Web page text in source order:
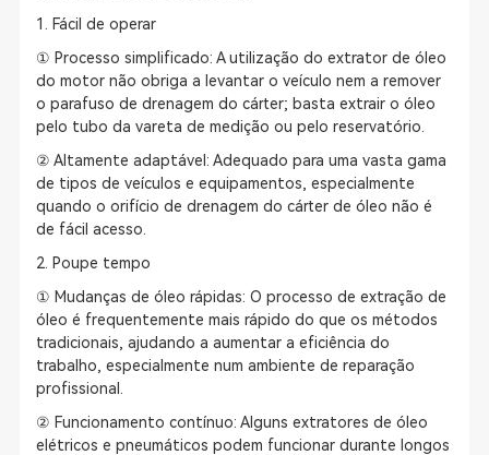
1. Fácil de operar
① Processo simplificado: A utilização do extrator de óleo
do motor não obriga a levantar o veículo nem a remover
o parafuso de drenagem do cárter; basta extrair o óleo
pelo tubo da vareta de medição ou pelo reservatório.
② Altamente adaptável: Adequado para uma vasta gama
de tipos de veículos e equipamentos, especialmente
quando o orifício de drenagem do cárter de óleo não é
de fácil acesso.
2. Poupe tempo
① Mudanças de óleo rápidas: O processo de extração de
óleo é frequentemente mais rápido do que os métodos
tradicionais, ajudando a aumentar a eficiência do
trabalho, especialmente num ambiente de reparação
profissional.
② Funcionamento contínuo: Alguns extratores de óleo
elétricos e pneumáticos podem funcionar durante longos